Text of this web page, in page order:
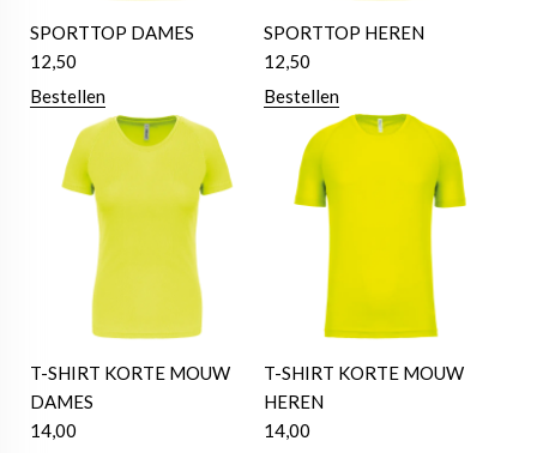
SPORTTOP DAMES
12,50
Bestellen
SPORTTOP HEREN
12,50
Bestellen
T-SHIRT KORTE MOUW
DAMES
14,00
T-SHIRT KORTE MOUW
HEREN
14,00